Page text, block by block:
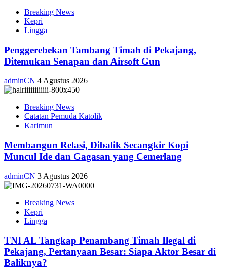
Breaking News
Kepri
Lingga
Penggerebekan Tambang Timah di Pekajang,
Ditemukan Senapan dan Airsoft Gun
adminCN 4 Agustus 2026
Breaking News
Catatan Pemuda Katolik
Karimun
Membangun Relasi, Dibalik Secangkir Kopi
Muncul Ide dan Gagasan yang Cemerlang
adminCN 3 Agustus 2026
Breaking News
Kepri
Lingga
TNI AL Tangkap Penambang Timah Ilegal di
Pekajang, Pertanyaan Besar: Siapa Aktor Besar di
Baliknya?